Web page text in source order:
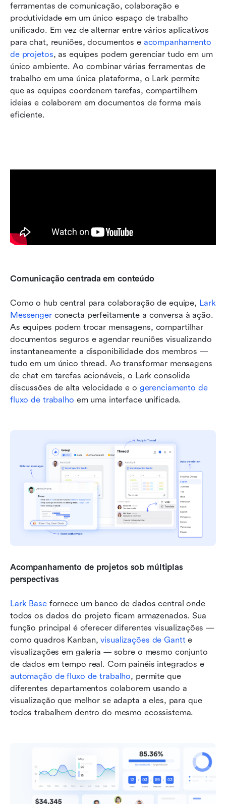
ferramentas de comunicação, colaboração e
produtividade em um único espaço de trabalho
unificado. Em vez de alternar entre vários aplicativos
para chat, reuniões, documentos e acompanhamento
de projetos, as equipes podem gerenciar tudo em um
único ambiente. Ao combinar várias ferramentas de
trabalho em uma única plataforma, o Lark permite
que as equipes coordenem tarefas, compartilhem
ideias e colaborem em documentos de forma mais
eficiente.
Comunicação centrada em conteúdo
Como o hub central para colaboração de equipe, Lark
Messenger conecta perfeitamente a conversa à ação.
As equipes podem trocar mensagens, compartilhar
documentos seguros e agendar reuniões visualizando
instantaneamente a disponibilidade dos membros —
tudo em um único thread. Ao transformar mensagens
de chat em tarefas acionáveis, o Lark consolida
discussões de alta velocidade e o gerenciamento de
fluxo de trabalho em uma interface unificada.
Acompanhamento de projetos sob múltiplas
perspectivas
Lark Base fornece um banco de dados central onde
todos os dados do projeto ficam armazenados. Sua
função principal é oferecer diferentes visualizações —
como quadros Kanban, visualizações de Gantt e
visualizações em galeria — sobre o mesmo conjunto
de dados em tempo real. Com painéis integrados e
automação de fluxo de trabalho, permite que
diferentes departamentos colaborem usando a
visualização que melhor se adapta a eles, para que
todos trabalhem dentro do mesmo ecossistema.